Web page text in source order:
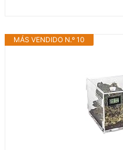
MÁS VENDIDO N.º 10